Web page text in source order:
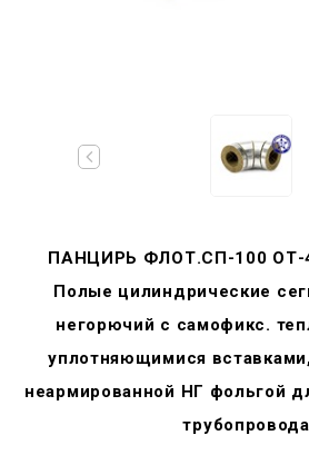
ПАНЦИРЬ ФЛОТ.СП-100 ОТ-
Полые цилиндрические
негорючий c самофикс.
уплотняющимися
неармированной НГ фольгой